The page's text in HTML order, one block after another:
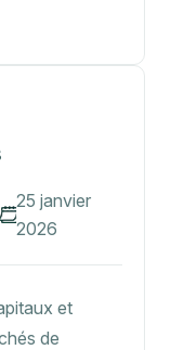
25 janvier
2026
et
de